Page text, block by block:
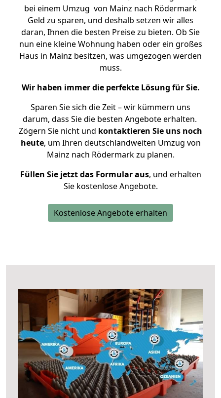
bei einem Umzug von Mainz nach Rödermark
Geld zu sparen, und deshalb setzen wir alles
daran, Ihnen die besten Preise zu bieten. Ob Sie
nun eine kleine Wohnung haben oder ein großes
Haus in Mainz besitzen, was umgezogen werden
muss.
Wir haben immer die perfekte Lösung für Sie.
Sparen Sie sich die Zeit – wir kümmern uns
darum, dass Sie die besten Angebote erhalten.
Zögern Sie nicht und kontaktieren Sie uns noch
heute, um Ihren deutschlandweiten Umzug von
Mainz nach Rödermark zu planen.
Füllen Sie jetzt das Formular aus, und erhalten
Sie kostenlose Angebote.
Kostenlose Angebote erhalten